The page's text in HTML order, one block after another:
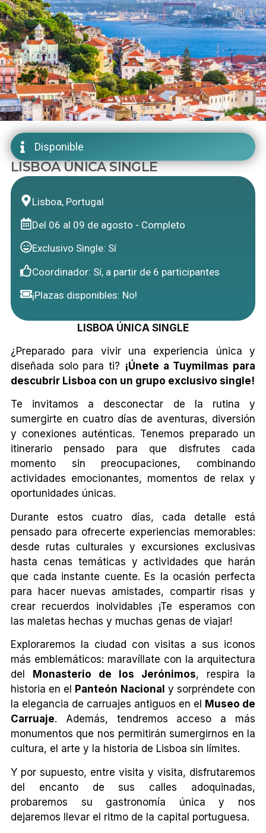
Disponible
LISBOA ÚNICA SINGLE
Lisboa, Portugal
Del 06 al 09 de agosto - Completo
Exclusivo Single: Sí
Coordinador: Sí, a partir de 6 participantes
¡Plazas disponibles: No!
LISBOA ÚNICA SINGLE
¿Preparado para vivir una experiencia única y
diseñada solo para ti? ¡Únete a Tuymilmas para
descubrir Lisboa con un grupo exclusivo single!
Te invitamos a desconectar de la rutina y
sumergirte en cuatro días de aventuras, diversión
y conexiones auténticas. Tenemos preparado un
itinerario pensado para que disfrutes cada
momento sin preocupaciones, combinando
actividades emocionantes, momentos de relax y
oportunidades únicas.
Durante estos cuatro días, cada detalle está
pensado para ofrecerte experiencias memorables:
desde rutas culturales y excursiones exclusivas
hasta cenas temáticas y actividades que harán
que cada instante cuente. Es la ocasión perfecta
para hacer nuevas amistades, compartir risas y
crear recuerdos inolvidables ¡Te esperamos con
las maletas hechas y muchas genas de viajar!
Exploraremos la ciudad con visitas a sus iconos
más emblemáticos: maravíllate con la arquitectura
del
Monasterio de los Jerónimos, respira la
historia en el
Panteón Nacional y sorpréndete con
la elegancia de carruajes antiguos en el
Museo de
Carruaje. Además, tendremos acceso a más
monumentos que nos permitirán sumergirnos en la
cultura, el arte y la historia de Lisboa sin límites.
Y por supuesto, entre visita y visita, disfrutaremos
del encanto de sus calles adoquinadas,
probaremos su gastronomía única y nos
dejaremos llevar el ritmo de la capital portuguesa.